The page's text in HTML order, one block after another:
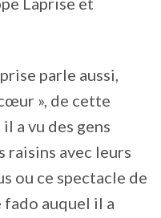
parle aussi,
», de cette
a vu des gens
raisins avec leurs
ou ce spectacle de
auquel il a